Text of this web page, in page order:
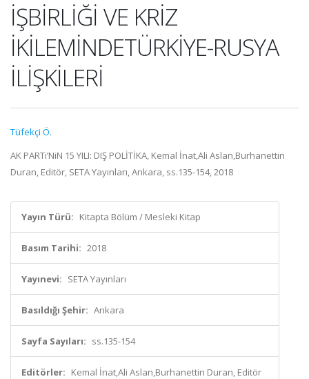
İŞBİRLİĞİ VE KRİZ
İKİLEMİNDETÜRKİYE-RUSYA
İLİŞKİLERİ
Tüfekçi Ö.
AK PARTi’NiN 15 YILI: DIŞ POLİTİKA, Kemal İnat,Ali Aslan,Burhanettin
Duran, Editör, SETA Yayınları, Ankara, ss.135-154, 2018
Yayın Türü: Kitapta Bölüm / Mesleki Kitap
Basım Tarihi: 2018
Yayınevi: SETA Yayınları
Basıldığı Şehir: Ankara
Sayfa Sayıları: ss.135-154
Editörler: Kemal İnat,Ali Aslan,Burhanettin Duran, Editör